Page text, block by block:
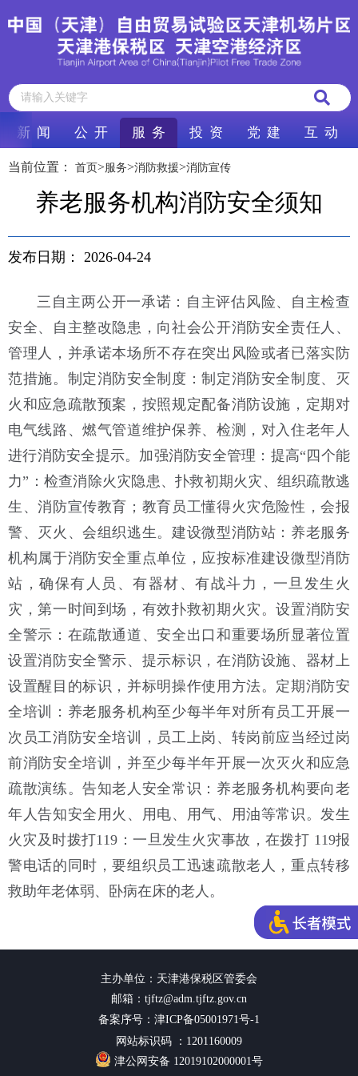
新 闻 公 开 服 务 投 资 党 建 互 动
当前位置： 首页>服务>消防救援>消防宣传
养老服务机构消防安全须知
发布日期： 2026-04-24
三自主两公开一承诺：自主评估风险、自主检查
安全、自主整改隐患，向社会公开消防安全责任人、
管理人，并承诺本场所不存在突出风险或者已落实防
范措施。制定消防安全制度：制定消防安全制度、灭
火和应急疏散预案，按照规定配备消防设施，定期对
电气线路、燃气管道维护保养、检测，对入住老年人
进行消防安全提示。加强消防安全管理：提高“四个能
力”：检查消除火灾隐患、扑救初期火灾、组织疏散逃
生、消防宣传教育；教育员工懂得火灾危险性，会报
警、灭火、会组织逃生。建设微型消防站：养老服务
机构属于消防安全重点单位，应按标准建设微型消防
站，确保有人员、有器材、有战斗力，一旦发生火
灾，第一时间到场，有效扑救初期火灾。设置消防安
全警示：在疏散通道、安全出口和重要场所显著位置
设置消防安全警示、提示标识，在消防设施、器材上
设置醒目的标识，并标明操作使用方法。定期消防安
全培训：养老服务机构至少每半年对所有员工开展一
次员工消防安全培训，员工上岗、转岗前应当经过岗
前消防安全培训，并至少每半年开展一次灭火和应急
疏散演练。告知老人安全常识：养老服务机构要向老
年人告知安全用火、用电、用气、用油等常识。发生
火灾及时拨打119：一旦发生火灾事故，在拨打 119报
警电话的同时，要组织员工迅速疏散老人，重点转移
救助年老体弱、卧病在床的老人。
主办单位：天津港保税区管委会
邮箱：tjftz@adm.tjftz.gov.cn
备案序号：津ICP备05001971号-1
网站标识码 ：1201160009
津公网安备 12019102000001号